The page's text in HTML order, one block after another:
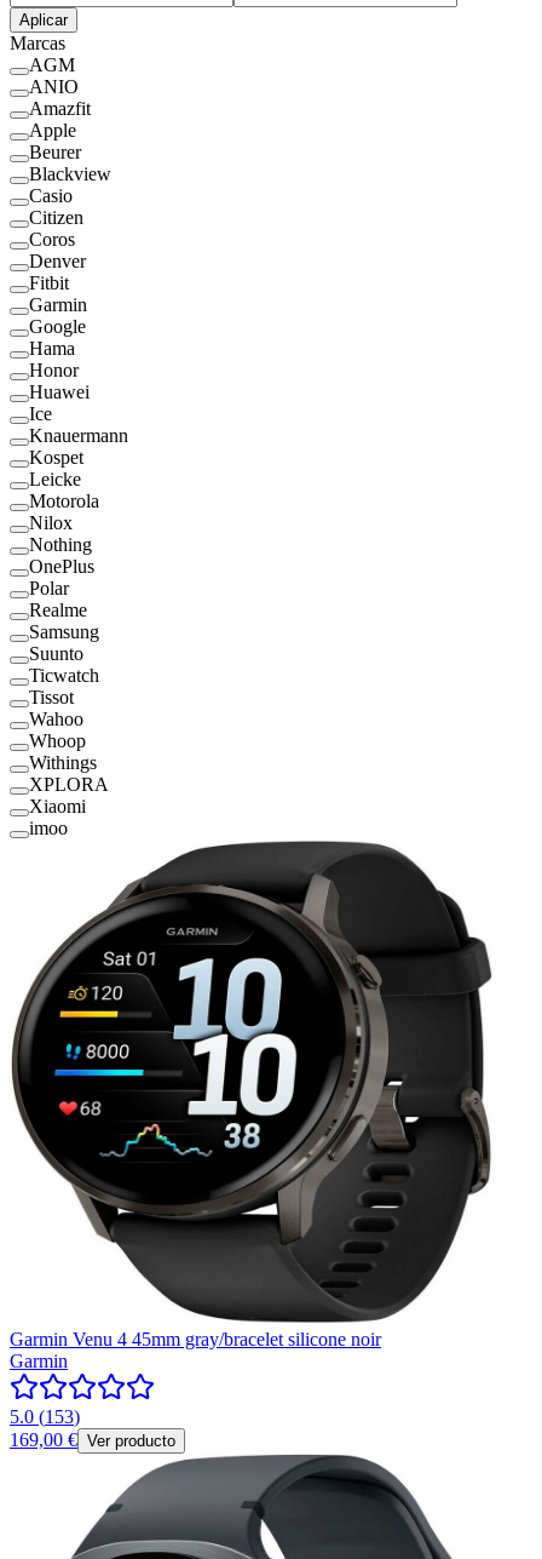
Aplicar
Marcas
AGM
ANIO
Amazfit
Apple
Beurer
Blackview
Casio
Citizen
Coros
Denver
Fitbit
Garmin
Google
Hama
Honor
Huawei
Ice
Knauermann
Kospet
Leicke
Motorola
Nilox
Nothing
OnePlus
Polar
Realme
Samsung
Suunto
Ticwatch
Tissot
Wahoo
Whoop
Withings
XPLORA
Xiaomi
imoo
Garmin Venu 4 45mm gray/bracelet silicone noir
Garmin
5.0 (153)
169,00 € Ver producto